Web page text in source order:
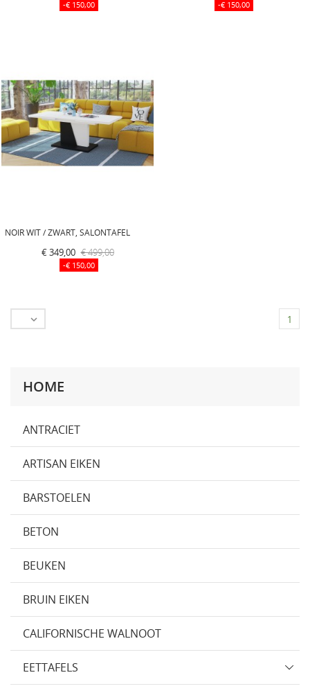
HOME
ANTRACIET
ARTISAN EIKEN
BARSTOELEN
BETON
BEUKEN
BRUIN EIKEN
CALIFORNISCHE WALNOOT
EETTAFELS
-€ 150,00 -€ 150,00
NOIR WIT / ZWART, SALONTAFEL
€ 349,00 € 499,00
-€ 150,00
 1